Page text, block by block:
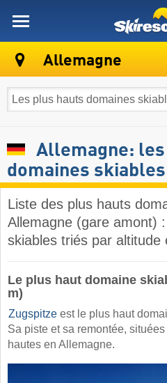
Allemagne
Allemagne:
domaines skiables
Liste des plus hauts
Allemagne (gare amont)
skiables triés par altitude
Le plus haut domaine
m)
Zugspitze est le plus haut
Sa piste et sa remontée,
hautes en Allemagne.